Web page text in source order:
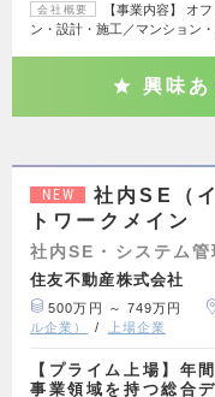
会社概要
【事業内容】 オ
ン・設計・施工／マンション
興味あ
NEW
社内SE（
トワークメイン
社内SE・システム管
住友不動産株式会社
500万円 ～ 749万円
ル企業）
上場企業
【プライム上場】年
事業領域を持つ総合